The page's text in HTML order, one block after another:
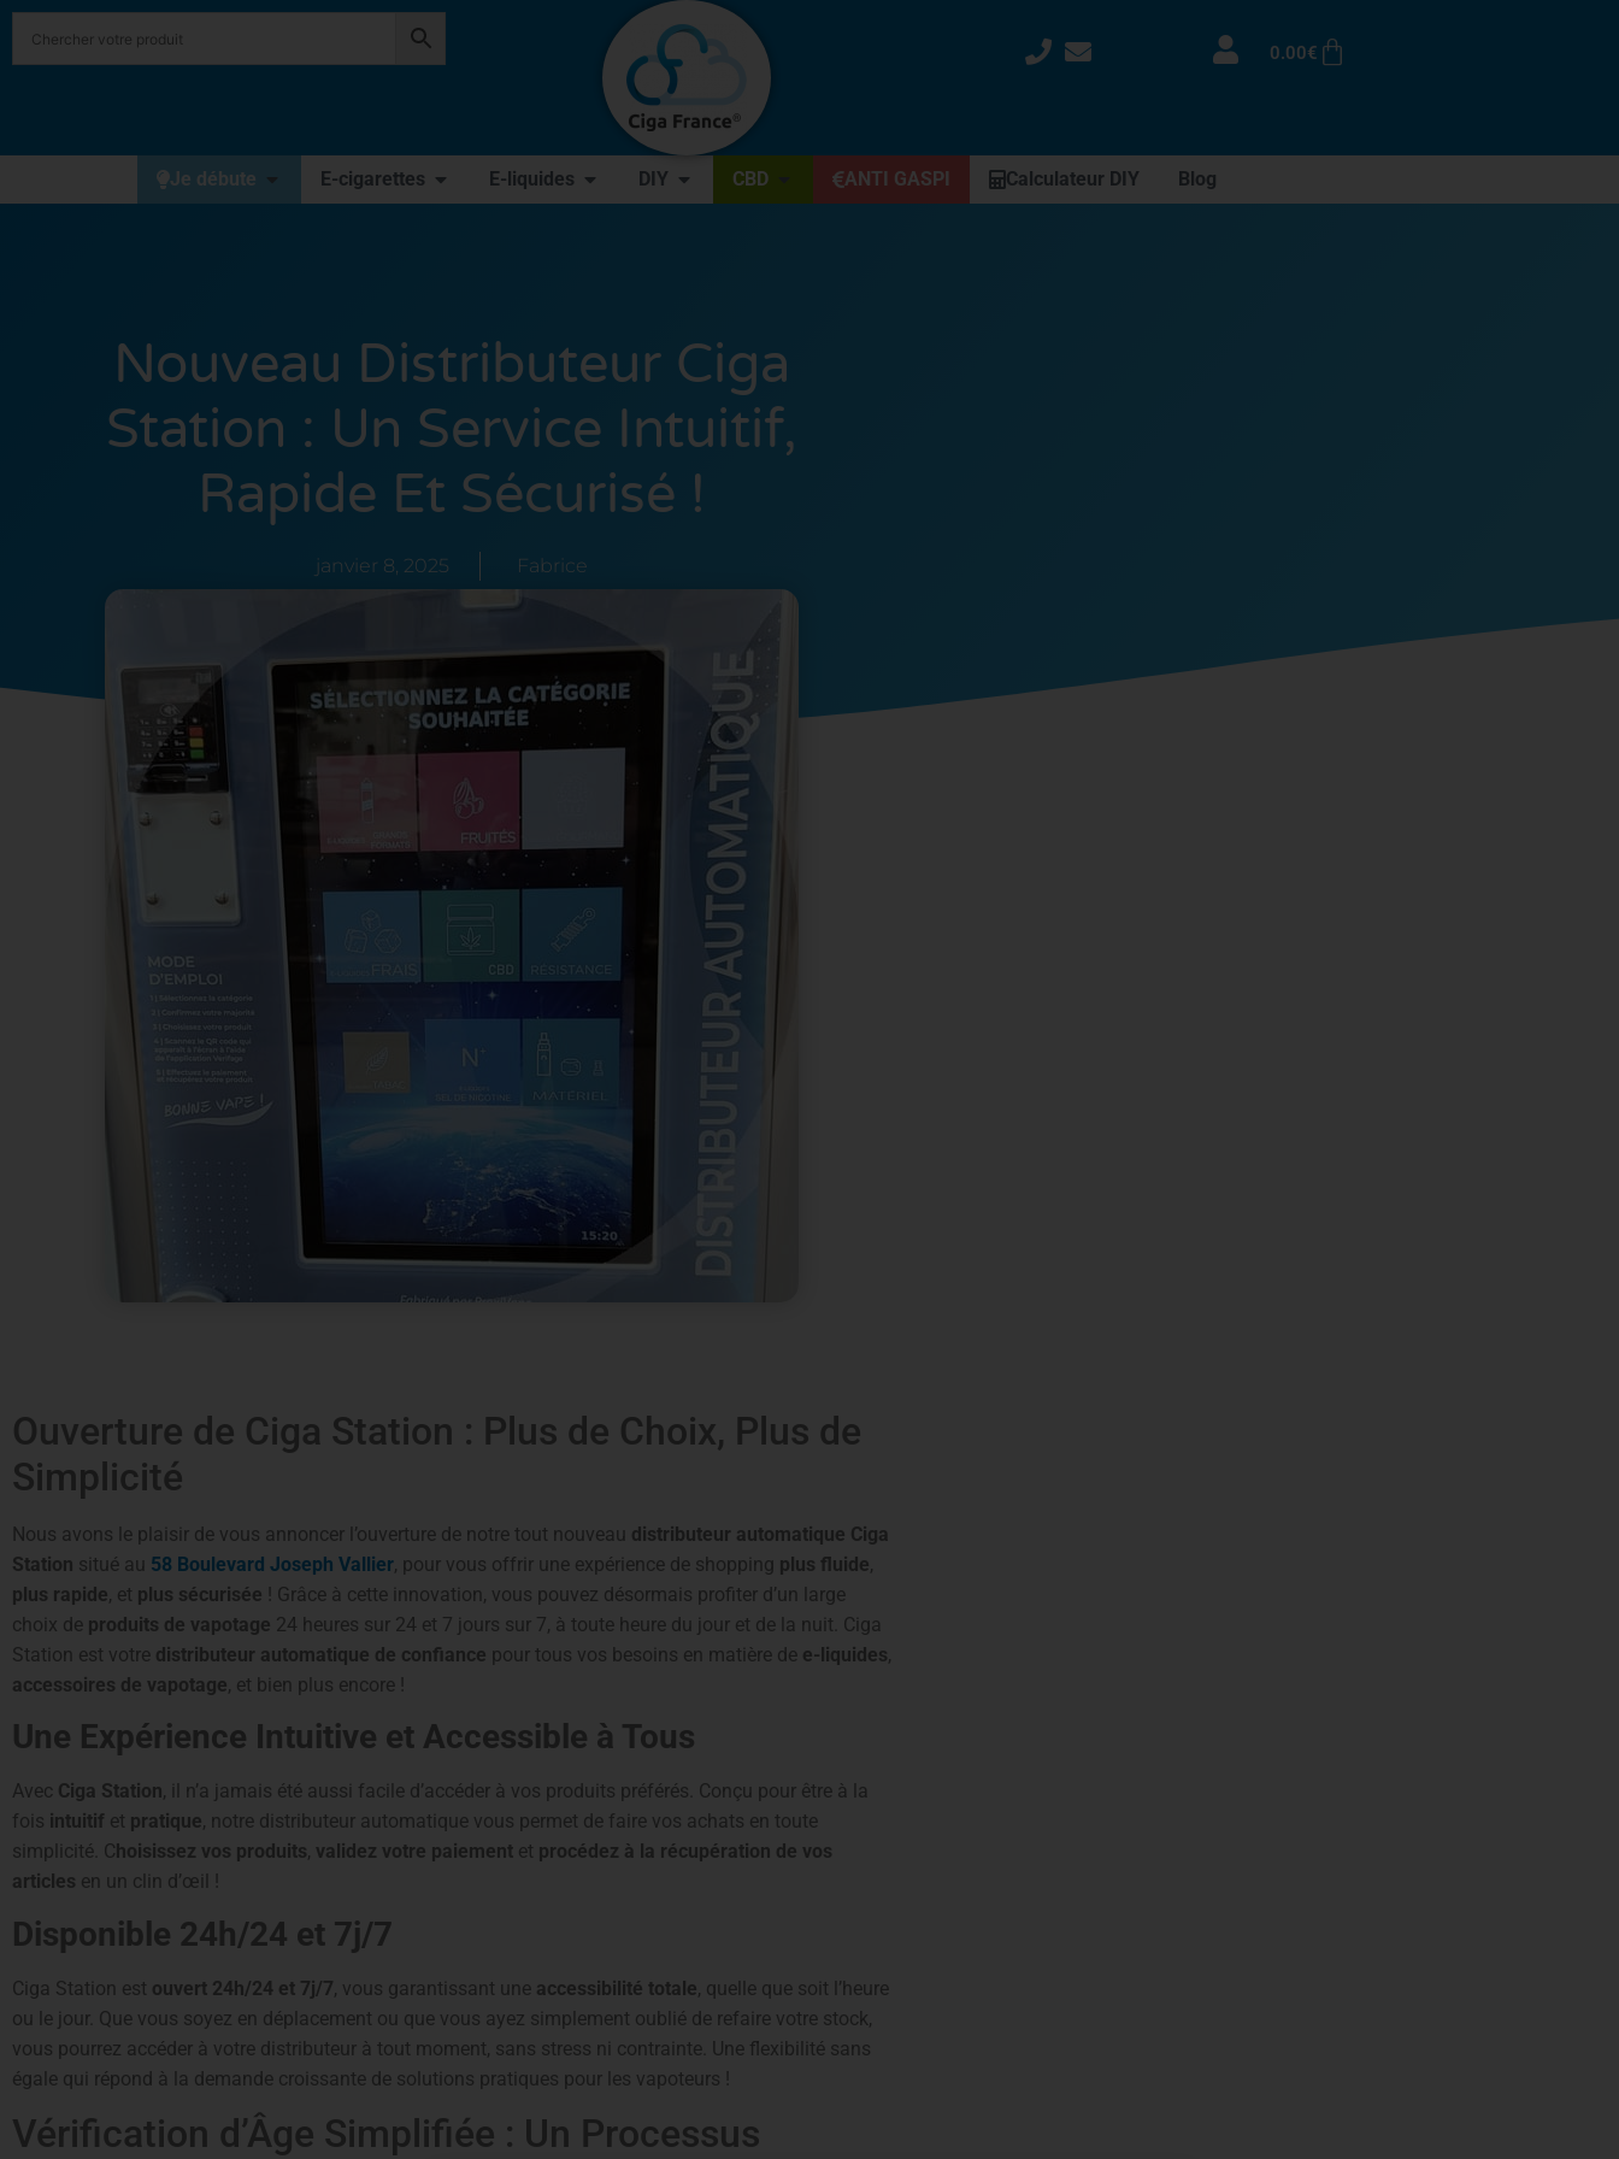
0.00€
Je débute E-cigarettes E-liquides DIY CBD ANTI GASPI Calculateur DIY Blog
Nouveau Distributeur Ciga
Station : Un Service Intuitif,
Rapide Et Sécurisé !
janvier 8, 2025 Fabrice
Ouverture de Ciga Station : Plus de Choix, Plus de
Simplicité
Nous avons le plaisir de vous annoncer l’ouverture de notre tout nouveau distributeur automatique Ciga
Station situé au 58 Boulevard Joseph Vallier, pour vous offrir une expérience de shopping plus fluide,
plus rapide, et plus sécurisée ! Grâce à cette innovation, vous pouvez désormais profiter d’un large
choix de produits de vapotage 24 heures sur 24 et 7 jours sur 7, à toute heure du jour et de la nuit. Ciga
Station est votre distributeur automatique de confiance pour tous vos besoins en matière de e-liquides,
accessoires de vapotage, et bien plus encore !
Une Expérience Intuitive et Accessible à Tous
Avec Ciga Station, il n’a jamais été aussi facile d’accéder à vos produits préférés. Conçu pour être à la
fois intuitif et pratique, notre distributeur automatique vous permet de faire vos achats en toute
simplicité. C hoisissez vos produits, validez votre paiement et procédez à la récupération de vos
articles en un clin d’œil !
Disponible 24h/24 et 7j/7
Ciga Station est ouvert 24h/24 et 7j/7, vous garantissant une accessibilité totale, quelle que soit l’heure
ou le jour. Que vous soyez en déplacement ou que vous ayez simplement oublié de refaire votre stock,
vous pourrez accéder à votre distributeur à tout moment, sans stress ni contrainte. Une flexibilité sans
égale qui répond à la demande croissante de solutions pratiques pour les vapoteurs !
Vérification d’Âge Simplifiée : Un Processus